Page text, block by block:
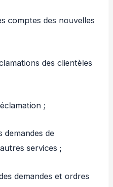
comptes des nouvelles
des clientèles
;
demandes de
services ;
demandes et ordres